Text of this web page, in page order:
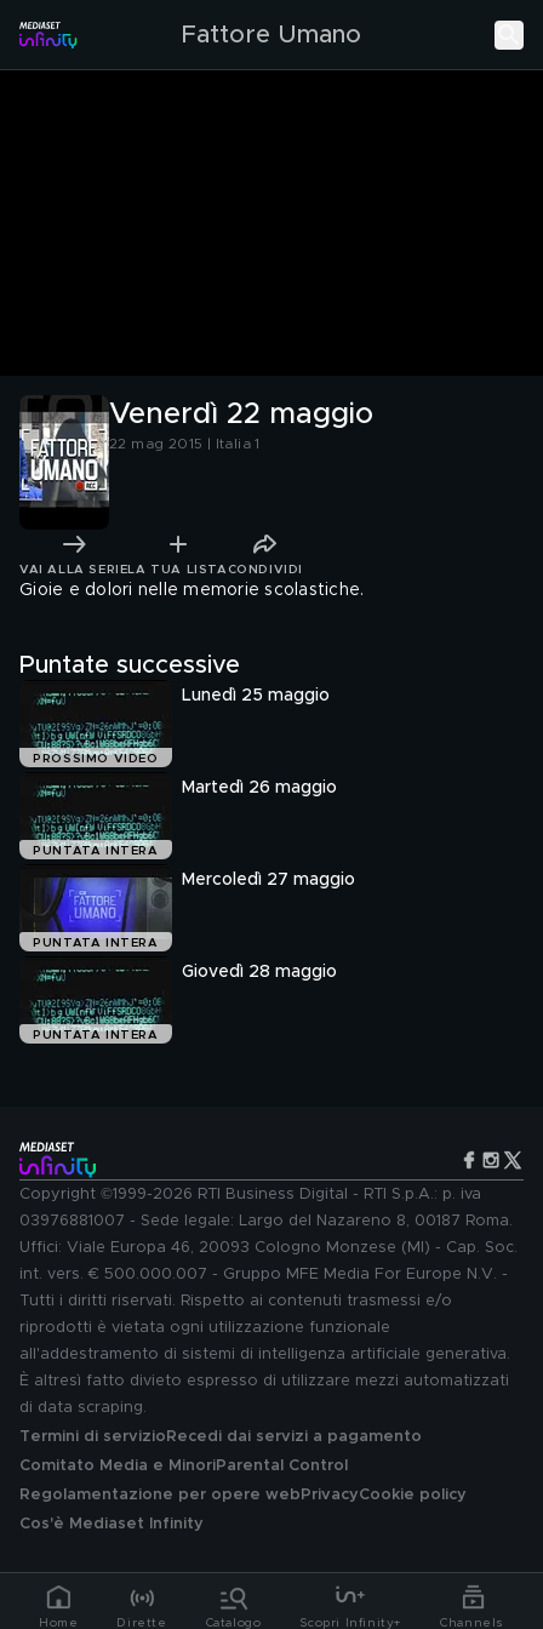
Fattore Umano
Home Dirette Catalogo Scopri Infinity+ Channels
Venerdì 22 maggio
22 mag 2015 | Italia 1
VAI ALLA SERIE LA TUA LISTA CONDIVIDI
Gioie e dolori nelle memorie scolastiche.
Puntate successive
PROSSIMO VIDEO
Lunedì 25 maggio
PUNTATA INTERA
Martedì 26 maggio
PUNTATA INTERA
Mercoledì 27 maggio
PUNTATA INTERA
Giovedì 28 maggio
Copyright ©1999-2026 RTI Business Digital - RTI S.p.A.: p. iva
03976881007 - Sede legale: Largo del Nazareno 8, 00187 Roma.
Uffici: Viale Europa 46, 20093 Cologno Monzese (MI) - Cap. Soc.
int. vers. € 500.000.007 - Gruppo MFE Media For Europe N.V. -
Tutti i diritti riservati. Rispetto ai contenuti trasmessi e/o
riprodotti è vietata ogni utilizzazione funzionale
all'addestramento di sistemi di intelligenza artificiale generativa.
È altresì fatto divieto espresso di utilizzare mezzi automatizzati
di data scraping.
Termini di servizio Recedi dai servizi a pagamento
Comitato Media e MinoriParental Control
Regolamentazione per opere web PrivacyCookie policy
Cos'è Mediaset Infinity